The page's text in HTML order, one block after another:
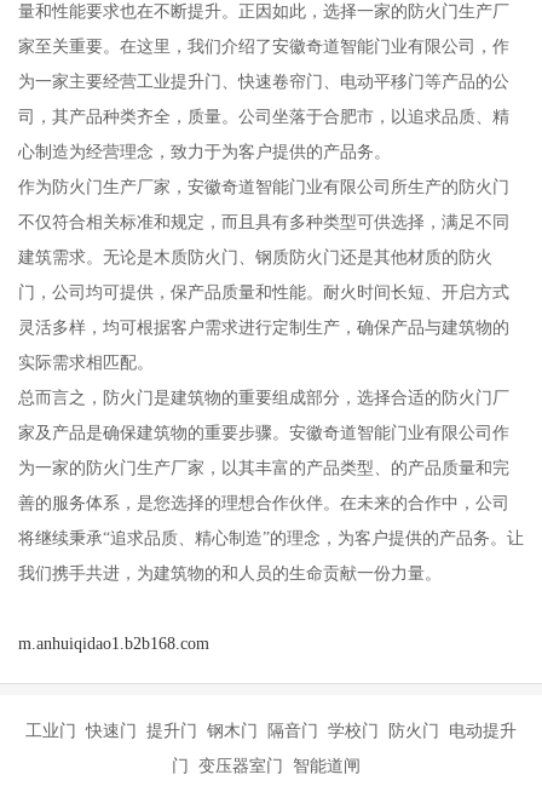
量和性能要求也在不断提升。正因如此，选择一家的防火门生产厂
家至关重要。在这里，我们介绍了安徽奇道智能门业有限公司，作
为一家主要经营工业提升门、快速卷帘门、电动平移门等产品的公
司，其产品种类齐全，质量。公司坐落于合肥市，以追求品质、精
心制造为经营理念，致力于为客户提供的产品务。
作为防火门生产厂家，安徽奇道智能门业有限公司所生产的防火门
不仅符合相关标准和规定，而且具有多种类型可供选择，满足不同
建筑需求。无论是木质防火门、钢质防火门还是其他材质的防火
门，公司均可提供，保产品质量和性能。耐火时间长短、开启方式
灵活多样，均可根据客户需求进行定制生产，确保产品与建筑物的
实际需求相匹配。
总而言之，防火门是建筑物的重要组成部分，选择合适的防火门厂
家及产品是确保建筑物的重要步骤。安徽奇道智能门业有限公司作
为一家的防火门生产厂家，以其丰富的产品类型、的产品质量和完
善的服务体系，是您选择的理想合作伙伴。在未来的合作中，公司
将继续秉承“追求品质、精心制造”的理念，为客户提供的产品务。让
我们携手共进，为建筑物的和人员的生命贡献一份力量。
m.anhuiqidao1.b2b168.com
工业门 快速门 提升门 钢木门 隔音门 学校门 防火门 电动提升
门 变压器室门 智能道闸